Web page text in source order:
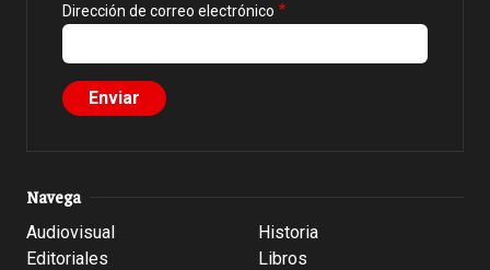
Dirección de correo electrónico
Navega
Audiovisual
Editoriales
Historia
Libros